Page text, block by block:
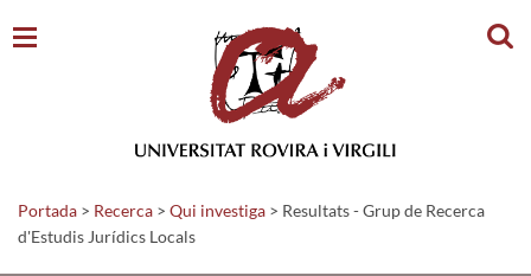
Portada > Recerca > Qui investiga > Resultats - Grup de Recerca
d'Estudis Jurídics Locals